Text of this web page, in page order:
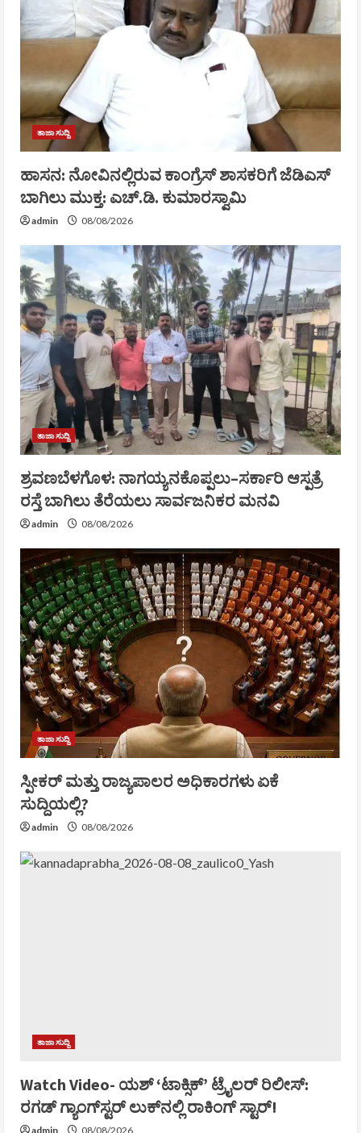
ತಾಜಾ ಸುದ್ದಿ
ಹಾಸನ: ನೋವಿನಲ್ಲಿರುವ ಕಾಂಗ್ರೆಸ್‌ ಶಾಸಕರಿಗೆ ಜೆಡಿಎಸ್‌
ಬಾಗಿಲು ಮುಕ್ತ: ಎಚ್.ಡಿ. ಕುಮಾರಸ್ವಾಮಿ
admin 08/08/2026
ತಾಜಾ ಸುದ್ದಿ
ಶ್ರವಣಬೆಳಗೊಳ: ನಾಗಯ್ಯನಕೊಪ್ಪಲು–ಸರ್ಕಾರಿ ಆಸ್ಪತ್ರೆ
ರಸ್ತೆ ಬಾಗಿಲು ತೆರೆಯಲು ಸಾರ್ವಜನಿಕರ ಮನವಿ
admin 08/08/2026
ತಾಜಾ ಸುದ್ದಿ
ಸ್ಪೀಕರ್ ಮತ್ತು ರಾಜ್ಯಪಾಲರ ಅಧಿಕಾರಗಳು ಏಕೆ
ಸುದ್ದಿಯಲ್ಲಿ?
admin 08/08/2026
ತಾಜಾ ಸುದ್ದಿ
Watch Video- ಯಶ್‌ ‘ಟಾಕ್ಸಿಕ್‌’ ಟ್ರೈಲರ್‌ ರಿಲೀಸ್:
ರಗಡ್‌ ಗ್ಯಾಂಗ್‌ಸ್ಟರ್‌ ಲುಕ್‌ನಲ್ಲಿ ರಾಕಿಂಗ್‌ ಸ್ಟಾರ್!
admin 08/08/2026